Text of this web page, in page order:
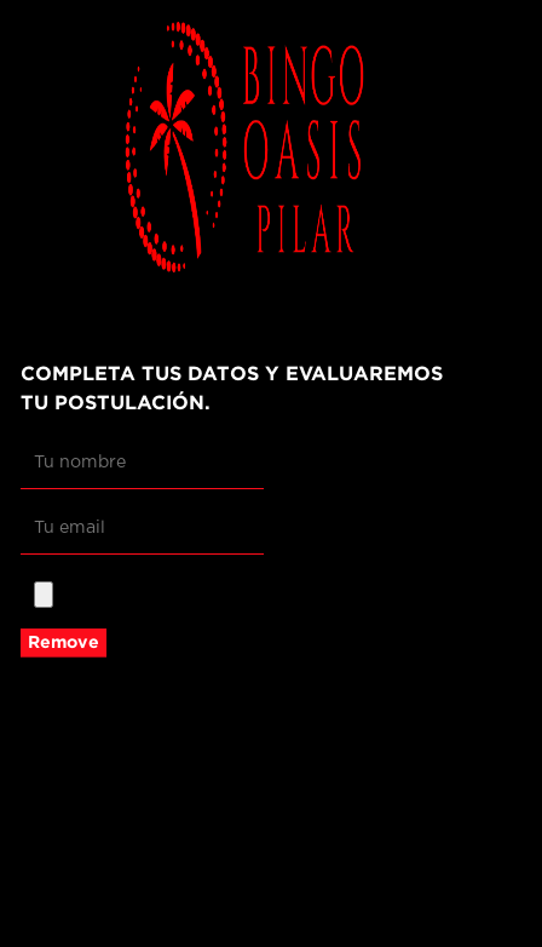
COMPLETA TUS DATOS Y EVALUAREMOS
TU POSTULACIÓN.
Remove